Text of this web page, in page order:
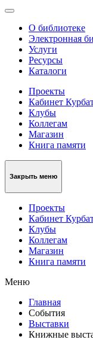
О библиотеке
Электронная
Услуги
Ресурсы
Каталоги
Проекты
Кабинет
Клубы
Коллегам
Магазин
Книга памяти
Закрыть меню
Проекты
Кабинет
Клубы
Коллегам
Магазин
Книга памяти
Меню
Главная
События
Выставки
Книжные